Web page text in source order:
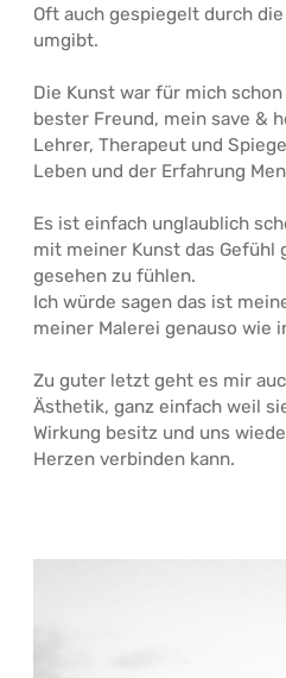
Oft auch gespiegelt durch
umgibt.
Die Kunst war für mich
bester Freund, mein save &
Lehrer, Therapeut und
Leben und der Erfahrung
Es ist einfach unglaublich
mit meiner Kunst das Gefühl
gesehen zu fühlen.
Ich würde sagen das ist
meiner Malerei genauso wie
Zu guter letzt geht es mir
Ästhetik, ganz einfach weil
Wirkung besitz und uns
Herzen verbinden kann.